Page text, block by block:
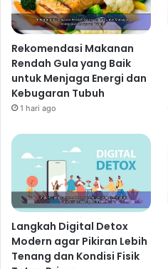
Rekomendasi Makanan
Rendah Gula yang Baik
untuk Menjaga Energi dan
Kebugaran Tubuh
1 hari ago
Langkah Digital Detox
Modern agar Pikiran Lebih
Tenang dan Kondisi Fisik